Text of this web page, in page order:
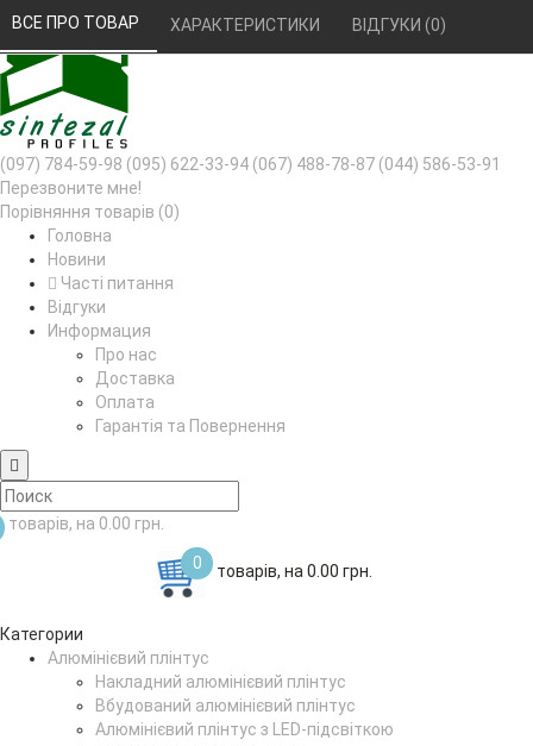
РУС УКР
(097) 784-59-98 (095) 622-33-94 (067) 488-78-87 (044) 586-53-91
Перезвоните мне!
Порівняння товарів (0)
Головна
Новини
Часті питання
Відгуки
Информация
Про нас
Доставка
Оплата
Гарантія та Повернення
товарів, на 0.00 грн.
0 товарів, на 0.00 грн.
Категории
Алюмінієвий плінтус
Накладний алюмінієвий плінтус
Вбудований алюмінієвий плінтус
Алюмінієвий плінтус з LED-підсвіткою
ВСЕ ПРО ТОВАР ХАРАКТЕРИСТИКИ ВІДГУКИ (0)